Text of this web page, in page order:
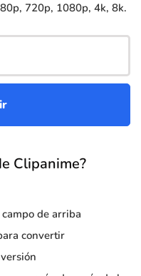
720p, 1080p, 4k, 8k.
Clipanime?
de arriba
convertir